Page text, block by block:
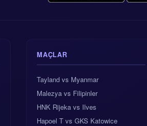
MAÇLAR
Tayland vs Myanmar
Malezya vs Filipinler
HNK Rijeka vs Ilves
Hapoel T vs GKS Katowice